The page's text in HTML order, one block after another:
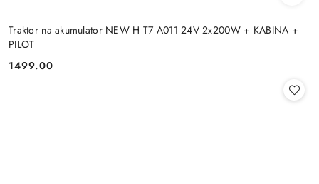
Traktor na akumulator NEW H T7 A011 24V 2x200W + KABINA +
PILOT
Cena:
1499.00